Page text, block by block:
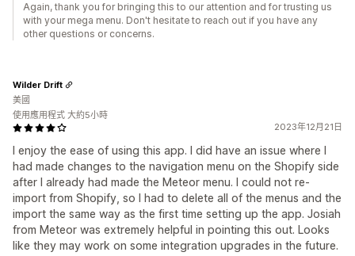
Again, thank you for bringing this to our attention and for trusting us
with your mega menu. Don't hesitate to reach out if you have any
other questions or concerns.
2023年12月21日
I enjoy the ease of using this app. I did have an issue where I
had made changes to the navigation menu on the Shopify side
after I already had made the Meteor menu. I could not re-
import from Shopify, so I had to delete all of the menus and the
import the same way as the first time setting up the app. Josiah
from Meteor was extremely helpful in pointing this out. Looks
like they may work on some integration upgrades in the future.
Wilder Drift
美國
使用應用程式 大約5小時